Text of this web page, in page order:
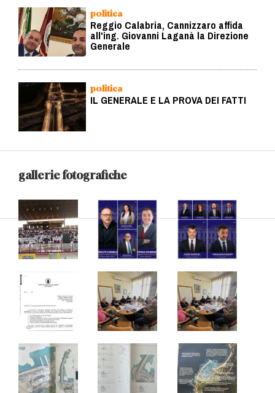
politica
Reggio Calabria, Cannizzaro affida
all'ing. Giovanni Laganà la Direzione
Generale
politica
IL GENERALE E LA PROVA DEI FATTI
gallerie fotografiche